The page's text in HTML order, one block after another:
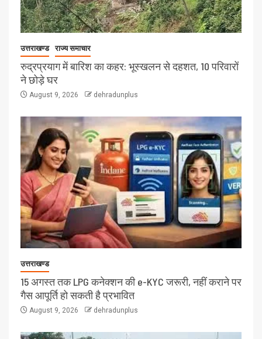
उत्तराखण्ड राज्य समाचार
रुद्रप्रयाग में बारिश का कहर: भूस्खलन से दहशत, 10 परिवारों
ने छोड़े घर
August 9, 2026 dehradunplus
उत्तराखण्ड
15 अगस्त तक LPG कनेक्शन की e-KYC जरूरी, नहीं कराने पर
गैस आपूर्ति हो सकती है प्रभावित
August 9, 2026 dehradunplus